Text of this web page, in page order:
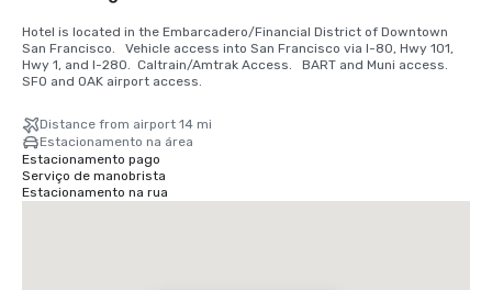
Hotel is located in the Embarcadero/Financial District of Downtown
San Francisco.   Vehicle access into San Francisco via I-80, Hwy 101,
Hwy 1, and I-280.  Caltrain/Amtrak Access.   BART and Muni access.
SFO and OAK airport access.
Distance from airport 14 mi
Estacionamento na área
Estacionamento pago
Serviço de manobrista
Estacionamento na rua